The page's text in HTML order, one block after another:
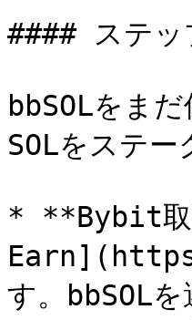
#### ステッ
bbSOLをま
SOLをステ
* **Bybit取
す。bbSOL